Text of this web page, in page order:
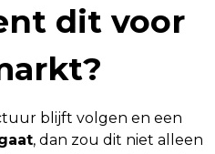
dit voor
blijft volgen en een
, dan zou dit niet alleen